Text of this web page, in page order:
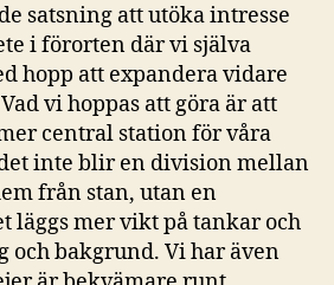
satsning att utöka intresse
i förorten där vi själva
hopp att expandera vidare
vi hoppas att göra är att
central station för våra
inte blir en division mellan
från stan, utan en
läggs mer vikt på tankar och
och bakgrund. Vi har även